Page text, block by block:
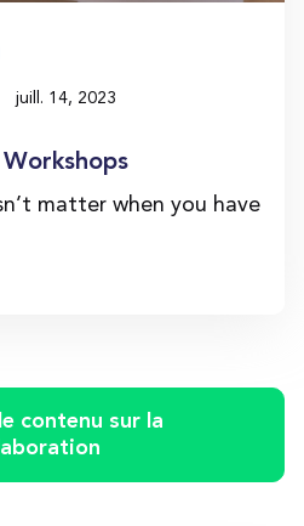
juill. 14, 2023
matter when you have
contenu sur la